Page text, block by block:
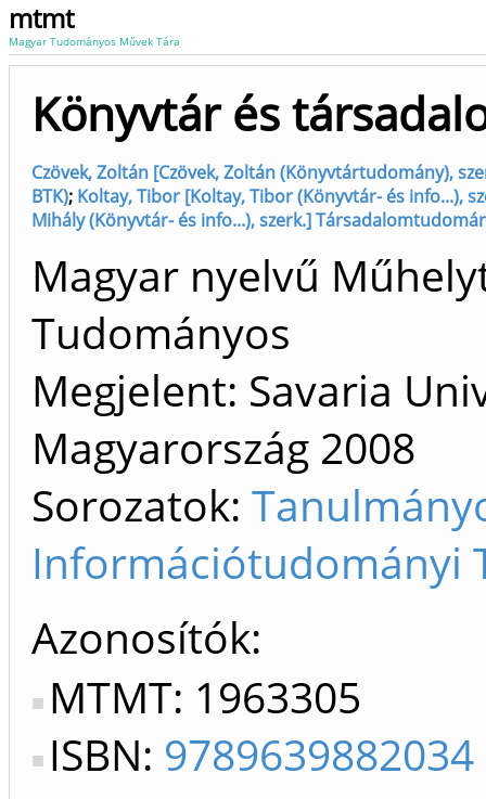
mtmt
Magyar Tudományos Művek Tára
Könyvtár és
Czövek, Zoltán [Czövek, Zoltán (Könyvtártudomány),
BTK); Koltay, Tibor [Koltay, Tibor (Könyvtár- és info...),
Mihály (Könyvtár- és info...), szerk.]
Magyar nyelvű
Tudományos
Megjelent: Savaria
Magyarország 2008
Sorozatok:
Információtudományi
Azonosítók
MTMT: 1963305
ISBN: 9789639882034